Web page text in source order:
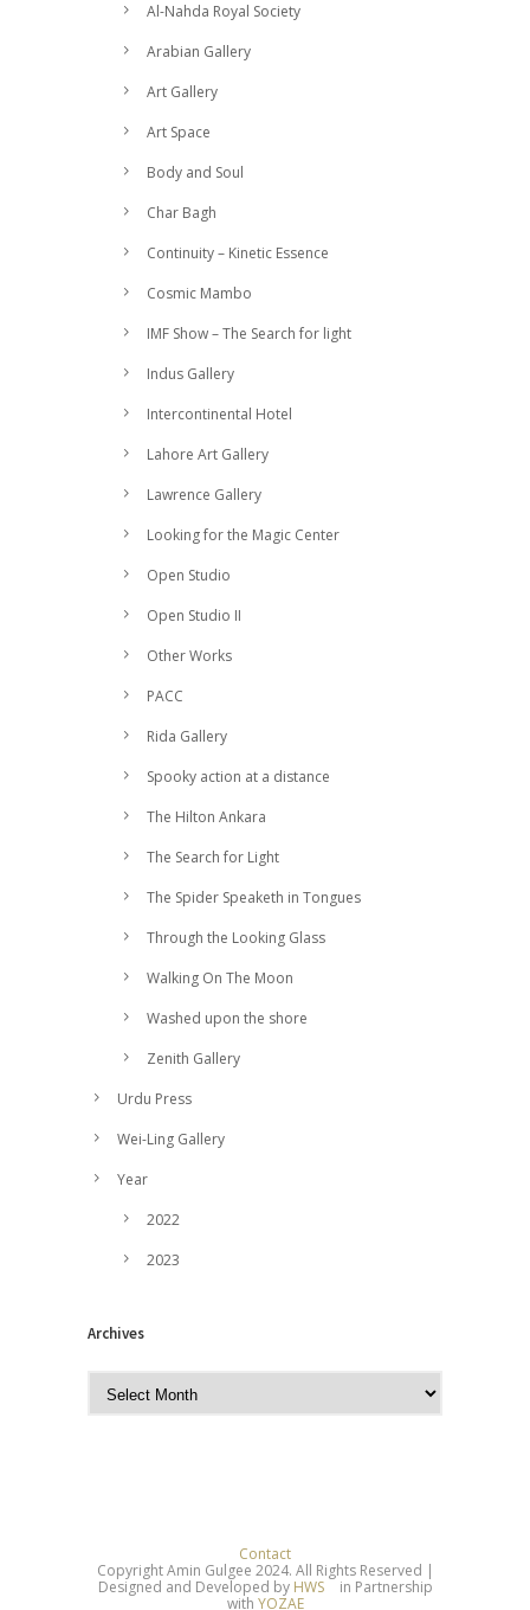
Al-Nahda Royal Society
Arabian Gallery
Art Gallery
Art Space
Body and Soul
Char Bagh
Continuity – Kinetic Essence
Cosmic Mambo
IMF Show – The Search for light
Indus Gallery
Intercontinental Hotel
Lahore Art Gallery
Lawrence Gallery
Looking for the Magic Center
Open Studio
Open Studio II
Other Works
PACC
Rida Gallery
Spooky action at a distance
The Hilton Ankara
The Search for Light
The Spider Speaketh in Tongues
Through the Looking Glass
Walking On The Moon
Washed upon the shore
Zenith Gallery
Urdu Press
Wei-Ling Gallery
Year
2022
2023
Archives
Contact
Copyright Amin Gulgee 2024. All Rights Reserved |
Designed and Developed by HWS
in Partnership
with YOZAE